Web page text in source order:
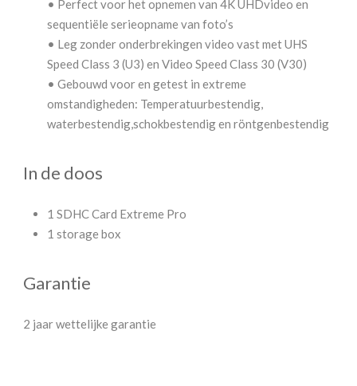
• Perfect voor het opnemen van 4K UHDvideo en
sequentiële serieopname van foto’s
• Leg zonder onderbrekingen video vast met UHS
Speed Class 3 (U3) en Video Speed Class 30 (V30)
• Gebouwd voor en getest in extreme
omstandigheden: Temperatuurbestendig,
waterbestendig,schokbestendig en röntgenbestendig
In de doos
1 SDHC Card Extreme Pro
1 storage box
Garantie
2 jaar wettelijke garantie